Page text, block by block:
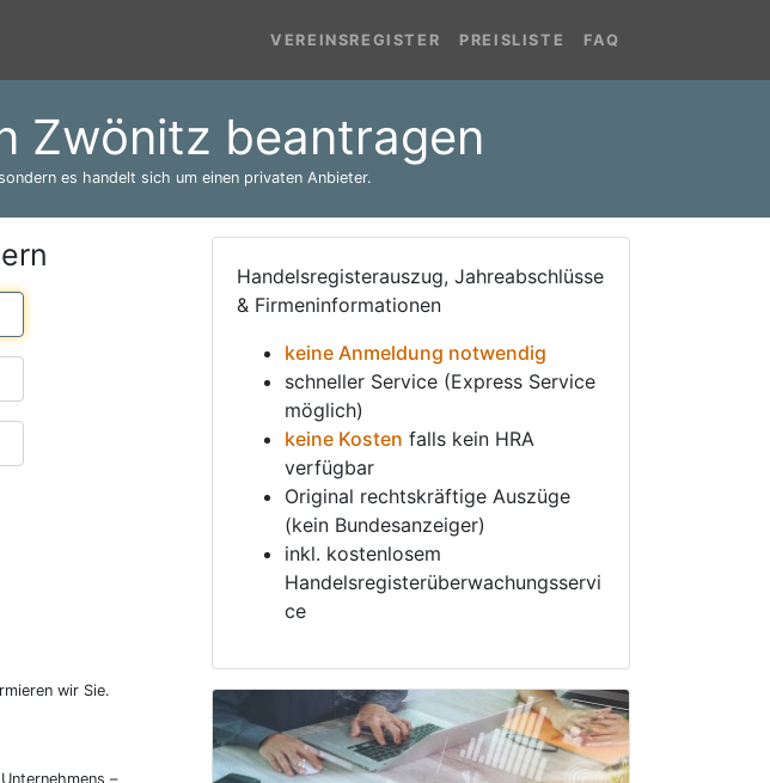
VEREINSREGISTER PREISLISTE FAQ
Zwönitz beantragen
es handelt sich um einen privaten Anbieter.
wir Sie.
–
Handelsregisterauszug, Jahreabschlüsse
& Firmeninformationen
keine Anmeldung notwendig
schneller Service (Express Service
möglich)
keine Kosten falls kein HRA
verfügbar
Original rechtskräftige Auszüge
(kein Bundesanzeiger)
inkl. kostenlosem
Handelsregisterüberwachungsservi
ce